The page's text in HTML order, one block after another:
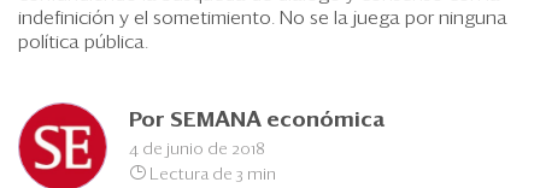
Blogs
Edición Impresa
indefinición y el sometimiento. No se la juega por ninguna
política pública.
Por SEMANA económica
4 de junio de 2018
Lectura de 3 min